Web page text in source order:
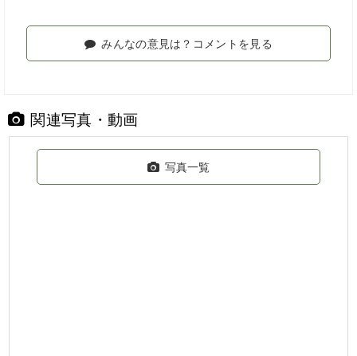
みんなの意見は？コメントを見る
関連写真・動画
写真一覧